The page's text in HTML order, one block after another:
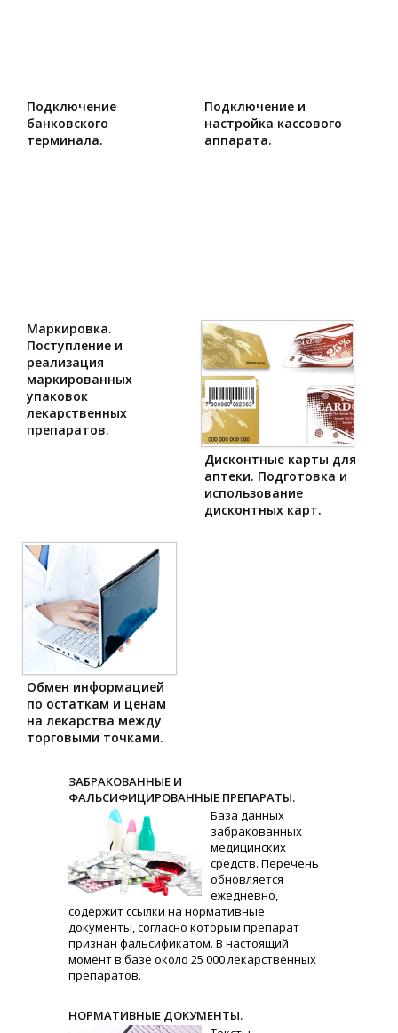
Подключение
банковского
терминала.
Подключение и
настройка кассового
аппарата.
Маркировка.
Поступление и
реализация
маркированных
упаковок
лекарственных
препаратов.
Дисконтные карты для
аптеки. Подготовка и
использование
дисконтных карт.
Обмен информацией
по остаткам и ценам
на лекарства между
торговыми точками.
ЗАБРАКОВАННЫЕ И
ФАЛЬСИФИЦИРОВАННЫЕ ПРЕПАРАТЫ.
База данных
забракованных
медицинских
средств. Перечень
обновляется
ежедневно,
содержит ссылки на нормативные
документы, согласно которым препарат
признан фальсификатом. В настоящий
момент в базе около 25 000 лекарственных
препаратов.
НОРМАТИВНЫЕ ДОКУМЕНТЫ.